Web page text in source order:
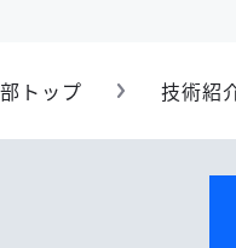
トップ 技術紹